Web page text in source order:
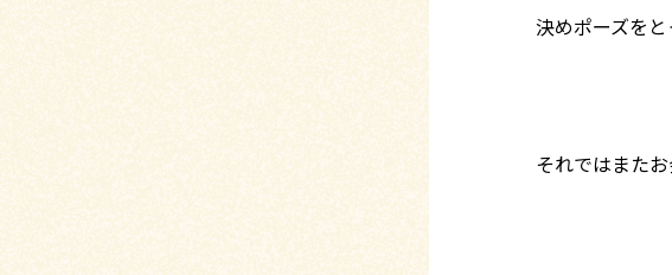
決めポーズを
それではまた